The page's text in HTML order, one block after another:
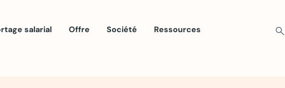
salarial Offre Société Ressources search